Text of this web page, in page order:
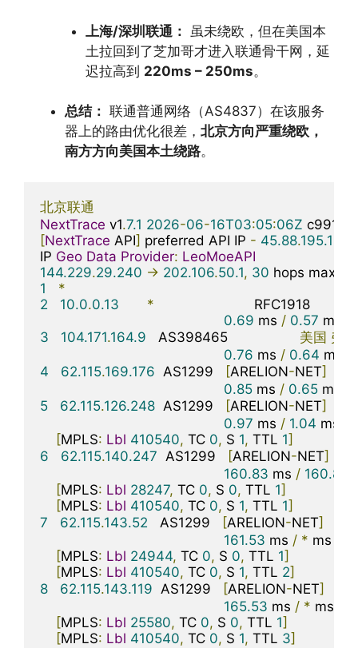
上海/深圳联通：
虽未绕欧，但在美国本
土拉回到了芝加哥才进入联通骨干网，延
迟拉高到 220ms – 250ms。
总结： 联通普通网络（AS4837）在该服务
器上的路由优化很差， 北京方向严重绕欧，
南方方向美国本土绕路。
北京联通
NextTrace v1.7.1 2026-06-16T03:05:06Z
[NextTrace API] preferred API IP - 45.88.195.154
IP Geo Data Provider: LeoMoeAPI
144.229.29.240 -> 202.106.50.1, 30 hops max
1
*
2
10.0.0.13 *
                         RFC1918
0.69 ms / 0.57 ms
3
104.171.164.9
   AS398465
美国 弗
0.76 ms / 0.64 ms
4
62.115.169.176
  AS1299
[ARELION-NET]
0.85 ms / 0.65 ms
5
62.115.126.248
  AS1299
[ARELION-NET]
0.97 ms / 1.04 ms
[MPLS: Lbl 410540, TC 0, S 1, TTL 1]
6
62.115.140.247
  AS1299
[ARELION-NET]
160.83 ms / 160.80
[MPLS: Lbl 28247, TC 0, S 0, TTL 1]
[MPLS: Lbl 410540, TC 0, S 1, TTL 1]
7
62.115.143.52
   AS1299
[ARELION-NET]
161.53 ms / * ms
[MPLS: Lbl 24944, TC 0, S 0, TTL 1]
[MPLS: Lbl 410540, TC 0, S 1, TTL 2]
8
62.115.143.119
  AS1299
[ARELION-NET]
165.53 ms / * ms
[MPLS: Lbl 25580, TC 0, S 0, TTL 1]
[MPLS: Lbl 410540, TC 0, S 1, TTL 3]